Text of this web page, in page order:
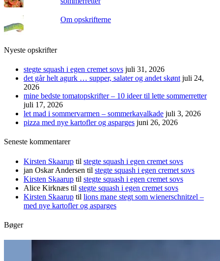
Om opskrifterne
Nyeste opskrifter
stegte squash i egen cremet sovs juli 31, 2026
det går helt agurk … supper, salater og andet skønt juli 24,
2026
mine bedste tomatopskrifter – 10 ideer til lette sommerretter
juli 17, 2026
let mad i sommervarmen – sommerkavalkade juli 3, 2026
pizza med nye kartofler og asparges juni 26, 2026
Seneste kommentarer
Kirsten Skaarup til stegte squash i egen cremet sovs
jan Oskar Andersen til stegte squash i egen cremet sovs
Kirsten Skaarup til stegte squash i egen cremet sovs
Alice Kirknæs til stegte squash i egen cremet sovs
Kirsten Skaarup til lions mane stegt som wienerschnitzel –
med nye kartofler og asparges
Bøger